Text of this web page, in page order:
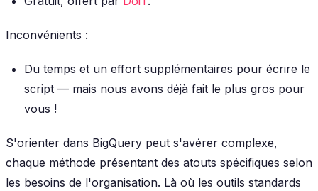
Inconvénients :
Du temps et un effort supplémentaires pour écrire le
script — mais nous avons déjà fait le plus gros pour
vous !
S'orienter dans BigQuery peut s'avérer complexe,
chaque méthode présentant des atouts spécifiques selon
les besoins de l'organisation. Là où les outils standards